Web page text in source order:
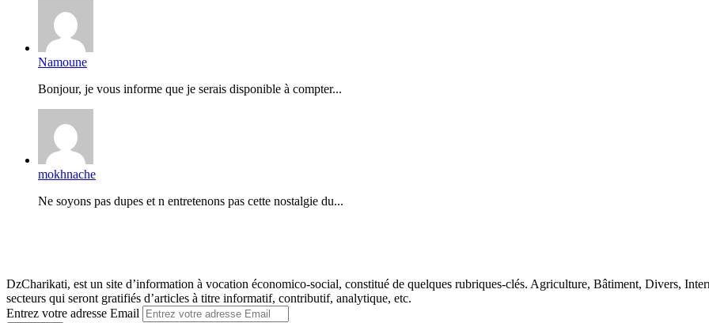
Namoune
Bonjour, je vous informe que je serais disponible à compter...
mokhnache
Ne soyons pas dupes et n entretenons pas cette nostalgie du...
DzCharikati, est un site d’information à vocation économico-social, constitué de quelques rubriques-clés. Agriculture, Bâtiment, Divers,
secteurs qui seront gratifiés d’articles à titre informatif, contributif, analytique, etc.
Entrez votre adresse Email